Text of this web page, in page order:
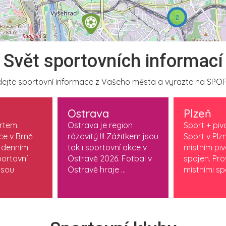
2
Svět sportovních informací
sportovní informace z Vašeho města a vyrazte na
v Brně
Ostrava
Ostrava je region
rázovitý !!! Zážitkem jsou
tak i sportovní akce v
Ostravě 2026. Fotbal v
Ostravě hraje ...
Plzeň
Sport +
Sport v
místním
spojen.
místními